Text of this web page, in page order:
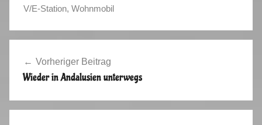
H
r
t
2
V/E-Station, Wohnmobil
Vorheriger Beitrag
Wieder in Andalusien unterwegs